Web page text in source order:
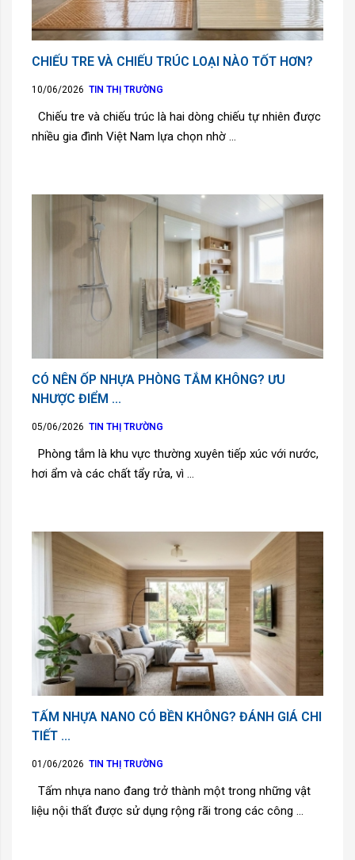
CHIẾU TRE VÀ CHIẾU TRÚC LOẠI NÀO TỐT HƠN?
10/06/2026 TIN THỊ TRƯỜNG
Chiếu tre và chiếu trúc là hai dòng chiếu tự nhiên được
nhiều gia đình Việt Nam lựa chọn nhờ ...
CÓ NÊN ỐP NHỰA PHÒNG TẮM KHÔNG? ƯU
NHƯỢC ĐIỂM ...
05/06/2026 TIN THỊ TRƯỜNG
Phòng tắm là khu vực thường xuyên tiếp xúc với nước,
hơi ẩm và các chất tẩy rửa, vì ...
TẤM NHỰA NANO CÓ BỀN KHÔNG? ĐÁNH GIÁ CHI
TIẾT ...
01/06/2026 TIN THỊ TRƯỜNG
Tấm nhựa nano đang trở thành một trong những vật
liệu nội thất được sử dụng rộng rãi trong các công ...